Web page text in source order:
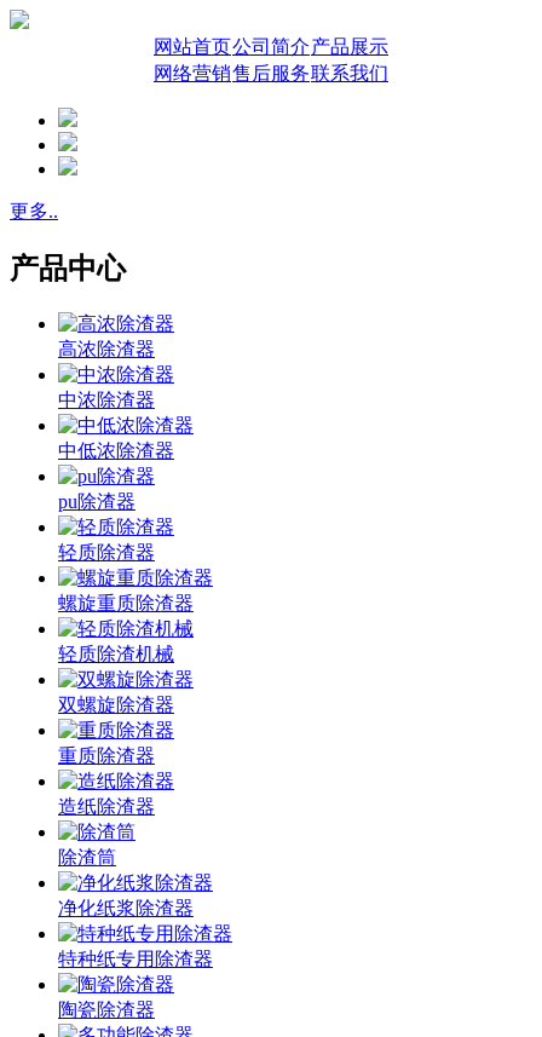
网站首页公司简介产品展示
网络营销售后服务联系我们
更多..
产品中心
高浓除渣器
中浓除渣器
中低浓除渣器
pu除渣器
轻质除渣器
螺旋重质除渣器
轻质除渣机械
双螺旋除渣器
重质除渣器
造纸除渣器
除渣筒
净化纸浆除渣器
特种纸专用除渣器
陶瓷除渣器